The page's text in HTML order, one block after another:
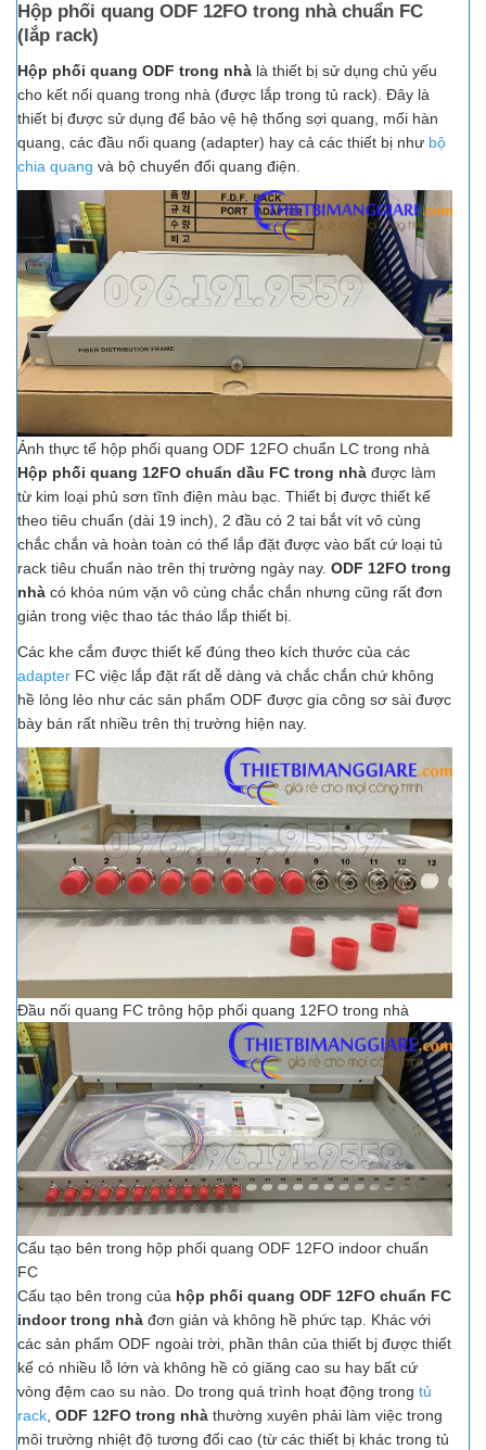
Hộp phối quang ODF 12FO trong nhà chuẩn FC
(lắp rack)
Hộp phối quang ODF trong nhà là thiết bị sử dụng chủ yếu
cho kết nối quang trong nhà (được lắp trong tủ rack). Đây là
thiết bị được sử dụng để bảo vệ hệ thống sợi quang, mối hàn
quang, các đầu nối quang (adapter) hay cả các thiết bị như bộ
chia quang và bộ chuyển đổi quang điện.
Ảnh thực tế hộp phối quang ODF 12FO chuẩn LC trong nhà
Hộp phối quang 12FO chuẩn dầu FC trong nhà được làm
từ kim loại phủ sơn tĩnh điện màu bạc. Thiết bị được thiết kế
theo tiêu chuẩn (dài 19 inch), 2 đầu có 2 tai bắt vít vô cùng
chắc chắn và hoàn toàn có thể lắp đặt được vào bất cứ loại tủ
rack tiêu chuẩn nào trên thị trường ngày nay. ODF 12FO trong
nhà có khóa núm vặn vô cùng chắc chắn nhưng cũng rất đơn
giản trong việc thao tác tháo lắp thiết bị.
Các khe cắm được thiết kế đúng theo kích thước của các
adapter FC việc lắp đặt rất dễ dàng và chắc chắn chứ không
hề lỏng lẻo như các sản phẩm ODF được gia công sơ sài được
bày bán rất nhiều trên thị trường hiện nay.
Đầu nối quang FC trông hộp phối quang 12FO trong nhà
Cấu tạo bên trong hộp phối quang ODF 12FO indoor chuẩn
FC
Cấu tạo bên trong của hộp phối quang ODF 12FO chuẩn FC
indoor trong nhà đơn giản và không hề phức tạp. Khác với
các sản phẩm ODF ngoài trời, phần thân của thiết bj được thiết
kế có nhiều lỗ lớn và không hề có giăng cao su hay bất cứ
vòng đệm cao su nào. Do trong quá trình hoạt động trong tủ
rack ODF 12FO trong nhà thường xuyên phải làm việc trong
môi trường nhiệt độ tương đối cao (từ các thiết bị khác trong tủ